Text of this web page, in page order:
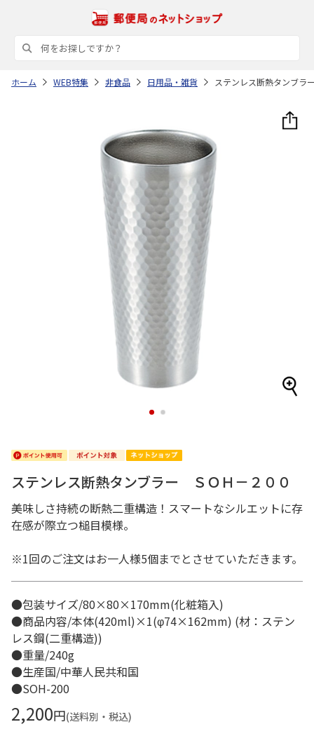
ホーム WEB特集 非食品 日用品・雑貨 ステンレス断熱タンブ
1 2
ステンレス断熱タンブラー ＳＯＨ－２００
美味しさ持続の断熱二重構造！スマートなシルエットに存
在感が際立つ槌目模様。
※1回のご注文はお一人様5個までとさせていただきます。
●包装サイズ/80×80×170mm(化粧箱入)
●商品内容/本体(420ml)×1(φ74×162mm) (材：ステン
レス鋼(二重構造))
●重量/240g
●生産国/中華人民共和国
●SOH-200
2,200円(送料別・税込)